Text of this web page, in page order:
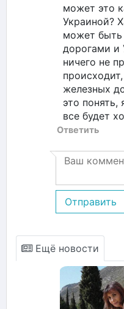
может это
Украиной?
может
дорогами и
ничего не
железных
это понять,
все будет
Ответить
Отправить
Ещё новости